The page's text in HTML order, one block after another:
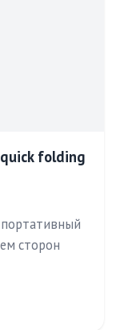
folding
сторон